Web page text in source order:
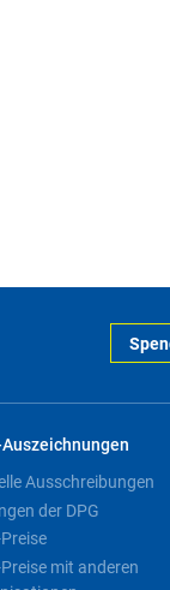
Auszeichnungen
Ausschreibungen
der DPG
Preise mit anderen